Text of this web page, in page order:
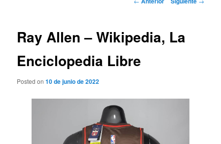
Ray Allen – Wikipedia, La
Enciclopedia Libre
Posted on10 de junio de 2022